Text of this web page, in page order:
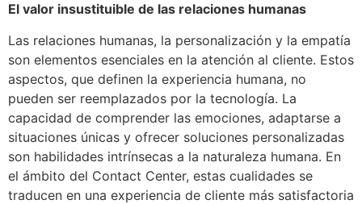
El valor insustituible de las relaciones humanas
Las relaciones humanas, la personalización y la empatía
son elementos esenciales en la atención al cliente. Estos
aspectos, que definen la experiencia humana, no
pueden ser reemplazados por la tecnología. La
capacidad de comprender las emociones, adaptarse a
situaciones únicas y ofrecer soluciones personalizadas
son habilidades intrínsecas a la naturaleza humana. En
el ámbito del Contact Center, estas cualidades se
traducen en una experiencia de cliente más satisfactoria